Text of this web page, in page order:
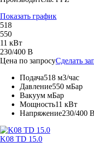
Показать график
518
550
11 кВт
230/400 В
Цена по запросуСделать
Подача518 м3/час
Давление550 мБар
Вакуум мБар
Мощность11 кВт
Напряжение230/400 В
K08 TD 15.0